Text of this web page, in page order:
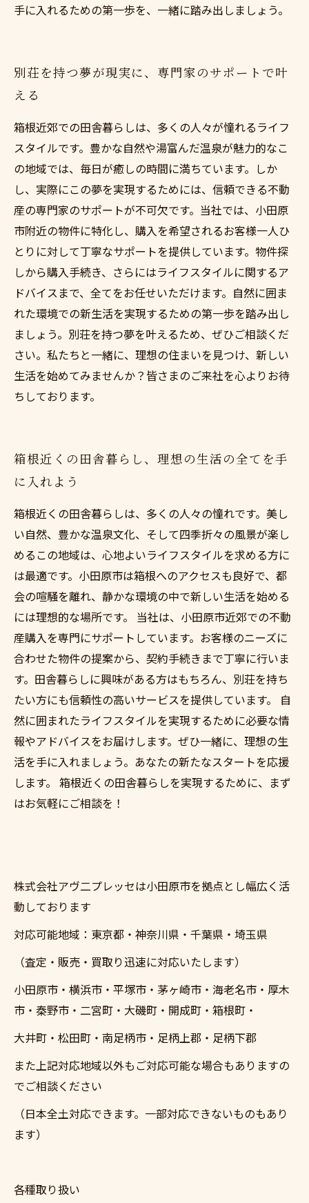
手に入れるための第一歩を、一緒に踏み出しましょう。
別荘を持つ夢が現実に、専門家のサポートで叶
える
箱根近郊での田舎暮らしは、多くの人々が憧れるライフ
スタイルです。豊かな自然や湯富んだ温泉が魅力的なこ
の地域では、毎日が癒しの時間に満ちています。しか
し、実際にこの夢を実現するためには、信頼できる不動
産の専門家のサポートが不可欠です。当社では、小田原
市附近の物件に特化し、購入を希望されるお客様一人ひ
とりに対して丁寧なサポートを提供しています。物件探
しから購入手続き、さらにはライフスタイルに関するア
ドバイスまで、全てをお任せいただけます。自然に囲ま
れた環境での新生活を実現するための第一歩を踏み出し
ましょう。別荘を持つ夢を叶えるため、ぜひご相談くだ
さい。私たちと一緒に、理想の住まいを見つけ、新しい
生活を始めてみませんか？皆さまのご来社を心よりお待
ちしております。
箱根近くの田舎暮らし、理想の生活の全てを手
に入れよう
箱根近くの田舎暮らしは、多くの人々の憧れです。美し
い自然、豊かな温泉文化、そして四季折々の風景が楽し
めるこの地域は、心地よいライフスタイルを求める方に
は最適です。小田原市は箱根へのアクセスも良好で、都
会の喧騒を離れ、静かな環境の中で新しい生活を始める
には理想的な場所です。 当社は、小田原市近郊での不動
産購入を専門にサポートしています。お客様のニーズに
合わせた物件の提案から、契約手続きまで丁寧に行いま
す。田舎暮らしに興味がある方はもちろん、別荘を持ち
たい方にも信頼性の高いサービスを提供しています。 自
然に囲まれたライフスタイルを実現するために必要な情
報やアドバイスをお届けします。ぜひ一緒に、理想の生
活を手に入れましょう。あなたの新たなスタートを応援
します。 箱根近くの田舎暮らしを実現するために、まず
はお気軽にご相談を！
株式会社アヴ二プレッセは小田原市を拠点とし幅広く活
動しております
対応可能地域：東京都・神奈川県・千葉県・埼玉県
（査定・販売・買取り迅速に対応いたします）
小田原市・横浜市・平塚市・茅ヶ崎市・海老名市・厚木
市・秦野市・二宮町・大磯町・開成町・箱根町・
大井町・松田町・南足柄市・足柄上郡・足柄下郡
また上記対応地域以外もご対応可能な場合もありますの
でご相談ください
（日本全土対応できます。一部対応できないものもあり
ます）
各種取り扱い